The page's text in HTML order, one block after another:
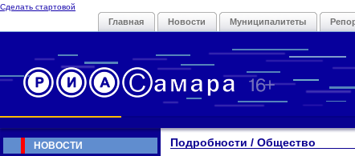
Сделать стартовой
Главная Новости Муниципалитеты
Подробности / Общество
НОВОСТИ